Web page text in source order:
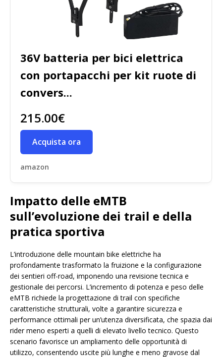
36V batteria per bici elettrica
con portapacchi per kit ruote di
convers...
215.00€
Acquista ora
amazon
Impatto delle eMTB
sull’evoluzione dei trail e della
pratica sportiva
L’introduzione delle mountain bike elettriche ha
profondamente trasformato la fruizione e la configurazione
dei sentieri off-road, imponendo una revisione tecnica e
gestionale dei percorsi. L’incremento di potenza e peso delle
eMTB richiede la progettazione di trail con specifiche
caratteristiche strutturali, volte a garantire sicurezza e
performance ottimali per un’utenza diversificata, che spazia dai
rider meno esperti a quelli di elevato livello tecnico. Questo
scenario favorisce un ampliamento delle opportunità di
utilizzo, consentendo uscite più lunghe e meno gravose dal